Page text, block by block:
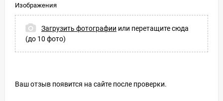
Изображения
Загрузить фотографии или перетащите сюда
(до 10 фото)
Ваш отзыв появится на сайте после проверки.